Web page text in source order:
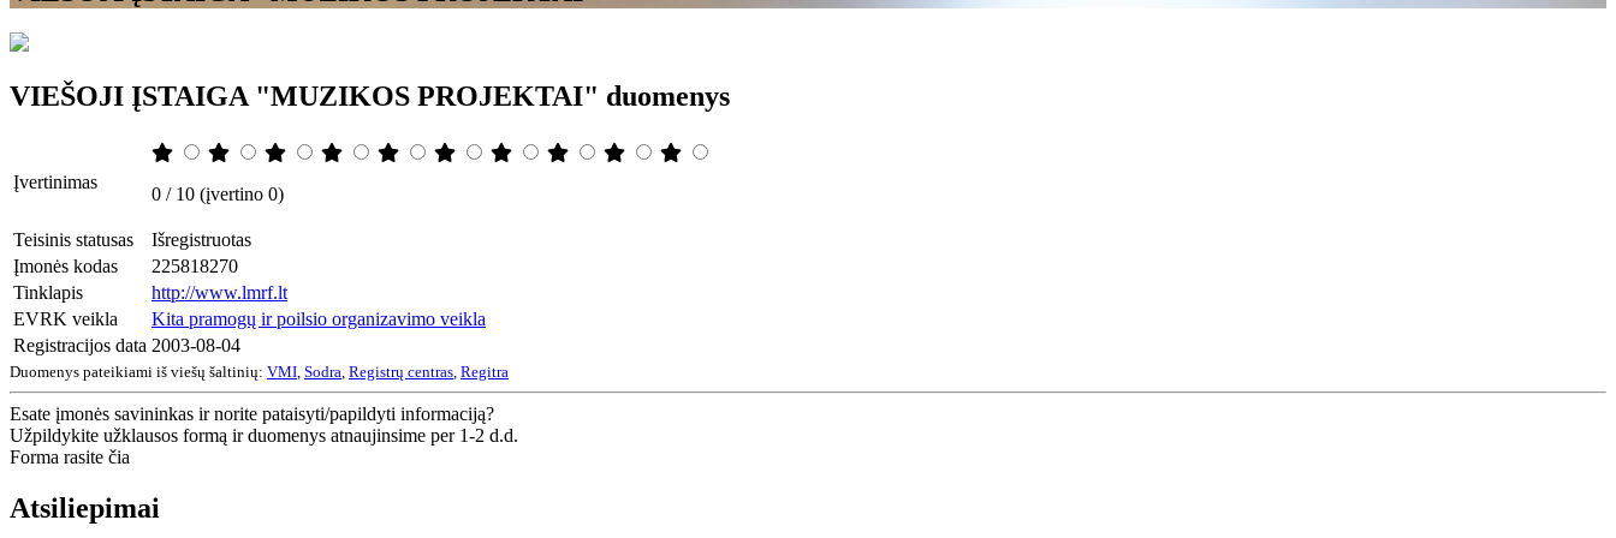
VIEŠOJI ĮSTAIGA "MUZIKOS PROJEKTAI" duomenys
Įvertinimas
0 / 10 (įvertino 0)
Teisinis statusas
Išregistruotas
Įmonės kodas
225818270
Tinklapis
http://www.lmrf.lt
EVRK veikla
Kita pramogų ir poilsio organizavimo veikla
Registracijos data 2003-08-04
Duomenys pateikiami iš viešų šaltinių: VMI Sodra Registrų centras Regitra
Esate įmonės savininkas ir norite pataisyti/papildyti informaciją?
Užpildykite užklausos formą ir duomenys atnaujinsime per 1-2 d.d.
Forma rasite čia
Atsiliepimai